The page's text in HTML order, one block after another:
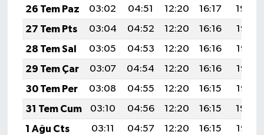
26 Tem Paz
03:02 04:51 12:20 16:17
19:39
27 Tem Pts
03:04 04:52 12:20 16:16
19:38
28 Tem Sal
03:05 04:53 12:20 16:16
19:37
29 Tem Çar
03:07 04:54 12:20 16:16
19:37
30 Tem Per
03:08 04:55 12:20 16:15
19:35
31 Tem Cum
03:10 04:56 12:20 16:15
19:34
1 Ağu Cts
03:11 04:57 12:20 16:15
19:33